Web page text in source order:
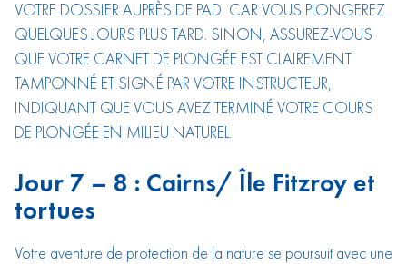
VOTRE DOSSIER AUPRÈS DE PADI CAR VOUS PLONGEREZ
QUELQUES JOURS PLUS TARD. SINON, ASSUREZ-VOUS
QUE VOTRE CARNET DE PLONGÉE EST CLAIREMENT
TAMPONNÉ ET SIGNÉ PAR VOTRE INSTRUCTEUR,
INDIQUANT QUE VOUS AVEZ TERMINÉ VOTRE COURS
DE PLONGÉE EN MILIEU NATUREL.
Jour 7 – 8 : Cairns/ Île Fitzroy et
tortues
Votre aventure de protection de la nature se poursuit avec une